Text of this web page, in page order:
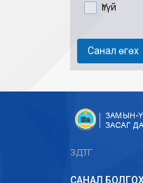
Үгүй
Санал өгөх
ЗДТГ
САНАЛ